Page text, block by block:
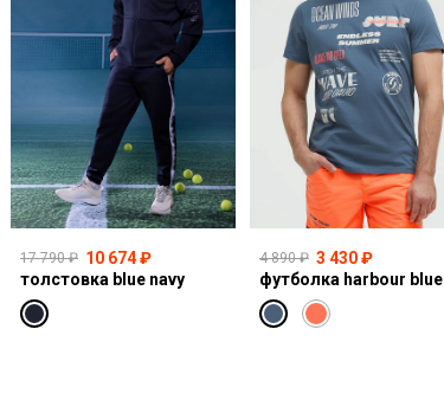
17 790 ₽ 10 674 ₽
толстовка blue navy
4 890 ₽ 3 430 ₽
футболка harbour blue